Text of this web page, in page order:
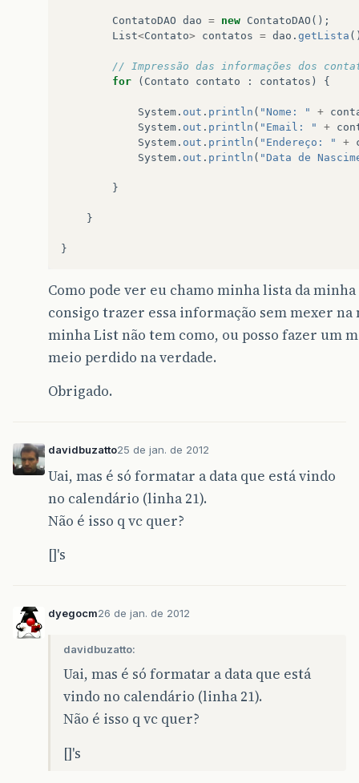
ContatoDAO dao = new ContatoDAO ();
List<Contato> contatos = dao . getLista
// Impressão das informações dos
for
( Contato contato : contatos ) {
System . out . println ( "Nome: " +
System . out . println ( "Email: " +
System . out . println ( "Endereço: " +
System . out . println ( "Data de
}
}
}
Como pode ver eu chamo minha lista da
consigo trazer essa informação sem mexer
minha List não tem como, ou posso fazer um
meio perdido na verdade.
Obrigado.
davidbuzatto25 de jan. de 2012
Uai, mas é só formatar a data que está vindo
no calendário (linha 21).
Não é isso q vc quer?
[]'s
dyegocm26 de jan. de 2012
davidbuzatto:
Uai, mas é só formatar a data que está
vindo no calendário (linha 21).
Não é isso q vc quer?
[]'s